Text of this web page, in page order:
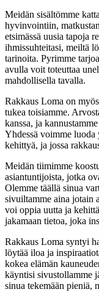
Meidän sisältömme
hyvinvointiin,
etsimässä uusia tapoja
ihmissuhteitasi, meiltä
tarinoita. Pyrimme
avulla voit toteuttaa
mahdollisella tavalla.
Rakkaus Loma on
tukea toisiamme.
kanssa, ja
Yhdessä voimme luoda
kehittyä, ja jossa
Meidän tiimimme
asiantuntijoista, jotka
Olemme täällä sinua
sivuiltamme aina jotain
voi oppia uutta ja
jakamaan tietoa, joka
Rakkaus Loma syntyi
löytää iloa ja
kokea elämän
käyntisi sivustollamme
sinua tekemään pieniä,